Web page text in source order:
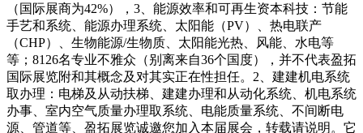
（国际展商为42%），3、能源效率和可再生资本科技：节能
手艺和系统、能源办理系统、太阳能（PV）、热电联产
（CHP）、生物能源/生物质、太阳能光热、风能、水电等
等；8126名专业不雅众（别离来自36个国度），并不代表盈拓
国际展览附和其概念及对其实正在性担任。2、建建机电系统
取办理：电梯及从动扶梯、建建办理和从动化系统、机电系统
办事、室内空气质量办理取系统、电能质量系统、不间断电
源、管道等、盈拓展览诚邀您加入本届展会，转载请说明。它